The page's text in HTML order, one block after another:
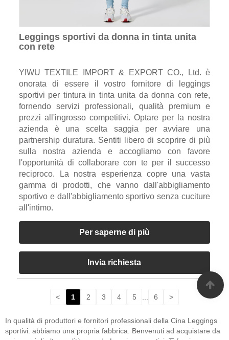
Leggings sportivi da donna in tinta unita
con rete
YIWU TEXTILE IMPORT & EXPORT CO., Ltd. è
onorata di essere il vostro fornitore di leggings
sportivi per tintura in tinta unita da donna con rete,
fornendo servizi professionali, qualità premium e
prezzi all'ingrosso competitivi. Optare per la nostra
azienda è una scelta saggia per avviare una
partnership duratura. Sentiti libero di scoprire di più
sulla nostra azienda e accogliamo con favore
l'opportunità di collaborare con te per il successo
reciproco. La nostra esperienza copre una vasta
gamma di prodotti, che vanno dall'abbigliamento
sportivo e dall'abbigliamento sportivo senza cuciture
all'intimo.
Per saperne di più
Invia richiesta
< 1 2 3 4 5 6 >
In qualità di produttori e fornitori professionali della Cina Leggings
sportivi. abbiamo una propria fabbrica. Benvenuti ad acquistare da